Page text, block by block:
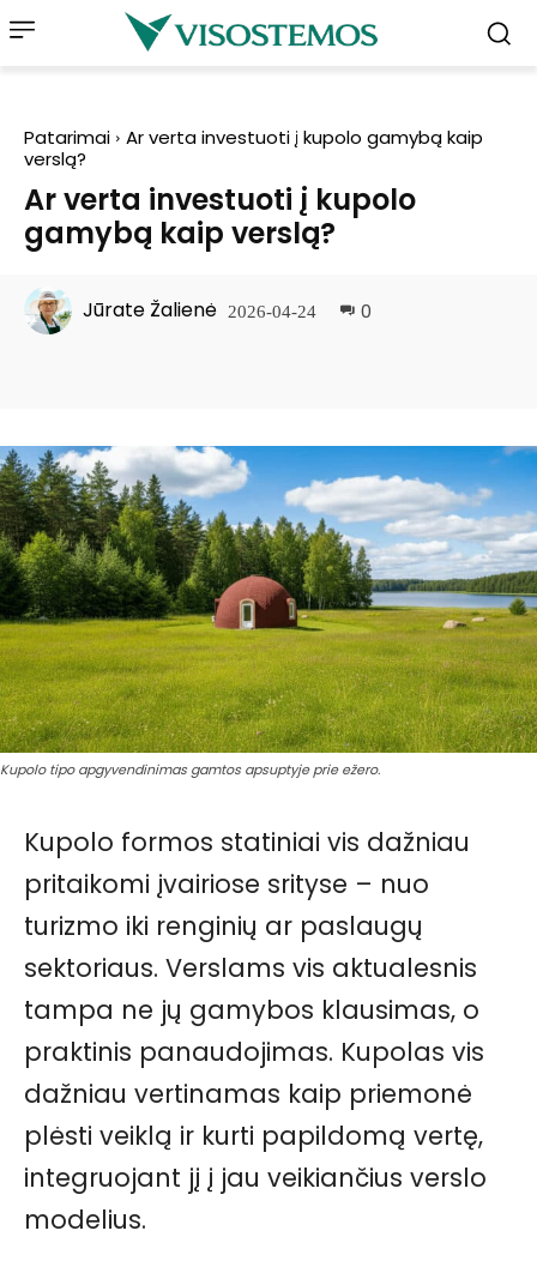
Patarimai
Ar verta investuoti į kupolo gamybą kaip
verslą?
Ar verta investuoti į kupolo
gamybą kaip verslą?
Jūrate Žalienė 2026-04-24 0
Kupolo tipo apgyvendinimas gamtos apsuptyje prie ežero.
Kupolo formos statiniai vis dažniau
pritaikomi įvairiose srityse – nuo
turizmo iki renginių ar paslaugų
sektoriaus. Verslams vis aktualesnis
tampa ne jų gamybos klausimas, o
praktinis panaudojimas. Kupolas vis
dažniau vertinamas kaip priemonė
plėsti veiklą ir kurti papildomą vertę,
integruojant jį į jau veikiančius verslo
modelius.